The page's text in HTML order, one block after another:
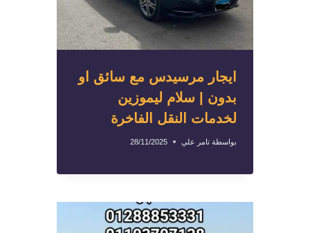
ايجار مرسيدس مع سائق او
بدون | سلام ليموزين
لخدمات النقل الفاخرة
بواسطة تامر علي 28/11/2025